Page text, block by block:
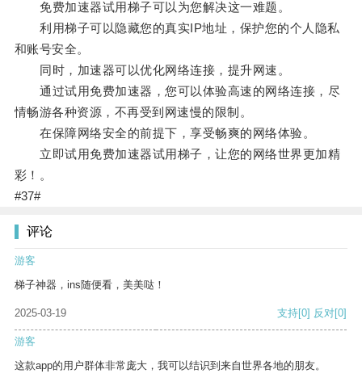
免费加速器试用梯子可以为您解决这一难题。
利用梯子可以隐藏您的真实IP地址，保护您的个人隐私
和账号安全。
同时，加速器可以优化网络连接，提升网速。
通过试用免费加速器，您可以体验高速的网络连接，尽
情畅游各种资源，不再受到网速慢的限制。
在保障网络安全的前提下，享受畅爽的网络体验。
立即试用免费加速器试用梯子，让您的网络世界更加精
彩！。
#37#
评论
游客
梯子神器，ins随便看，美美哒！
2025-03-19 支持[0] 反对[0]
游客
这款app的用户群体非常庞大，我可以结识到来自世界各地的朋友。